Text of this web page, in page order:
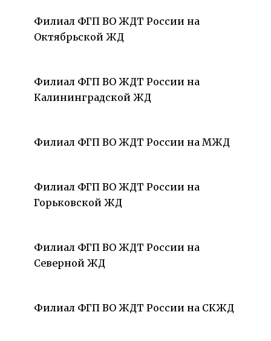
Филиал ФГП ВО ЖДТ России на
Октябрьской ЖД
Филиал ФГП ВО ЖДТ России на
Калининградской ЖД
Филиал ФГП ВО ЖДТ России на МЖД
Филиал ФГП ВО ЖДТ России на
Горьковской ЖД
Филиал ФГП ВО ЖДТ России на
Северной ЖД
Филиал ФГП ВО ЖДТ России на СКЖД